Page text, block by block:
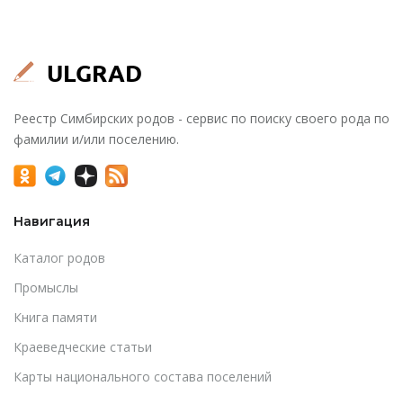
Реестр Симбирских родов - сервис по поиску своего рода по
фамилии и/или поселению.
Навигация
Каталог родов
Промыслы
Книга памяти
Краеведческие статьи
Карты национального состава поселений